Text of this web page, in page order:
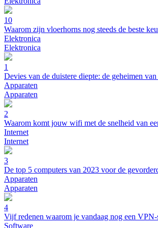
10
Waarom zijn vloerhorns nog steeds de beste
Elektronica
Elektronica
1
Devies van de duistere diepte: de geheimen
Apparaten
Apparaten
2
Waarom komt jouw wifi met de snelheid van
Internet
Internet
3
De top 5 computers van 2023 voor de
Apparaten
Apparaten
4
Vijf redenen waarom je vandaag nog een
Software